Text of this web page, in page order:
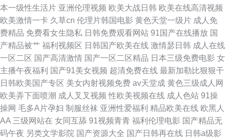
本一级性生活片 亚洲伦理视频 欧美大战日韩 欧美在线高清视频
欧美激情一卡 久草cn 伦理片韩国电影 黄色天堂一级片 成人免
费精品 免费看女生隐私 日韩免费观看网站 91国产在线播放 国
产精品被艹 福利视频区 日韩国产欧美在线 激情瑟日韩 成人在线
一区二区 国产高清激情 国产一区二区精品 日本三级免费电影 女
主播午夜福利 国产91美女视频 超清免费在线 最新加勒比狠狠干
日韩欧美国产专区 美女内射视频免费 av天堂成 黄色三级成人网
欧美弄下面喷潮 成人叉叉视频 性欧美视频在线 成人色站 91操
操网 毛多A片孕妇 制服丝袜 亚洲性爱福利 精品欧美在线 欧黑人
AA 三级网站在 女同互舔 91视频青青 福利伦理电影 国产精品无
码午夜 另类文学影院 国产资源大全 国产日韩再在线 日韩a级影